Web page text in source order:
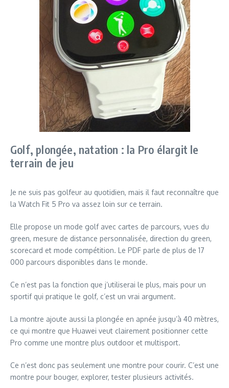
Golf, plongée, natation : la Pro élargit le
terrain de jeu
Je ne suis pas golfeur au quotidien, mais il faut reconnaître que
la Watch Fit 5 Pro va assez loin sur ce terrain.
Elle propose un mode golf avec cartes de parcours, vues du
green, mesure de distance personnalisée, direction du green,
scorecard et mode compétition. Le PDF parle de plus de 17
000 parcours disponibles dans le monde.
Ce n’est pas la fonction que j’utiliserai le plus, mais pour un
sportif qui pratique le golf, c’est un vrai argument.
La montre ajoute aussi la plongée en apnée jusqu’à 40 mètres,
ce qui montre que Huawei veut clairement positionner cette
Pro comme une montre plus outdoor et multisport.
Ce n’est donc pas seulement une montre pour courir. C’est une
montre pour bouger, explorer, tester plusieurs activités.